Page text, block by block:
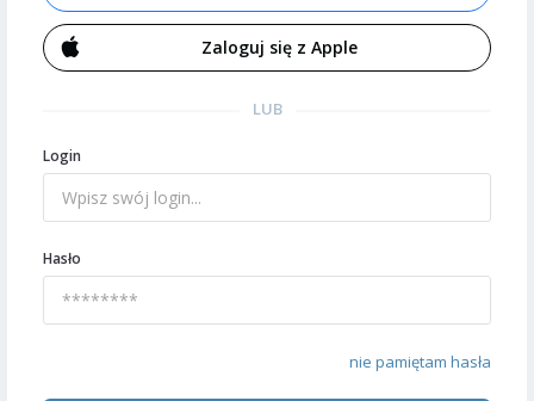
Zaloguj się z Apple
LUB
Login
Hasło
nie pamiętam hasła